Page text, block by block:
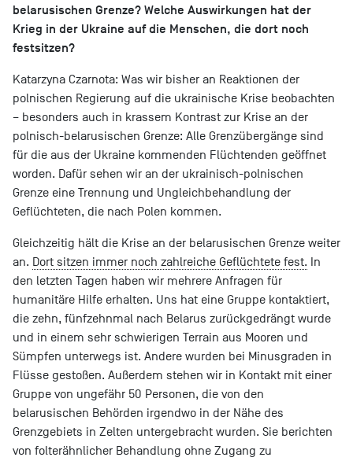
belarusischen Grenze? Welche Auswirkungen hat der
Krieg in der Ukraine auf die Menschen, die dort noch
festsitzen?
Katarzyna Czarnota: Was wir bisher an Reaktionen der
polnischen Regierung auf die ukrainische Krise beobachten
– besonders auch in krassem Kontrast zur Krise an der
polnisch-belarusischen Grenze: Alle Grenzübergänge sind
für die aus der Ukraine kommenden Flüchtenden geöffnet
worden. Dafür sehen wir an der ukrainisch-polnischen
Grenze eine Trennung und Ungleichbehandlung der
Geflüchteten, die nach Polen kommen.
Gleichzeitig hält die Krise an der belarusischen Grenze weiter
an. Dort sitzen immer noch zahlreiche Geflüchtete fest. In
den letzten Tagen haben wir mehrere Anfragen für
humanitäre Hilfe erhalten. Uns hat eine Gruppe kontaktiert,
die zehn, fünfzehnmal nach Belarus zurückgedrängt wurde
und in einem sehr schwierigen Terrain aus Mooren und
Sümpfen unterwegs ist. Andere wurden bei Minusgraden in
Flüsse gestoßen. Außerdem stehen wir in Kontakt mit einer
Gruppe von ungefähr 50 Personen, die von den
belarusischen Behörden irgendwo in der Nähe des
Grenzgebiets in Zelten untergebracht wurden. Sie berichten
von folterähnlicher Behandlung ohne Zugang zu